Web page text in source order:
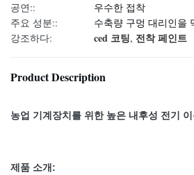
공연::
우수한 접착
주요 성분::
수축량 구멍 대리인을
강조하다:
ced 코팅, 전착 페인트
Product Description
농업 기계장치를 위한 높은 내후성 전기
제품 소개: